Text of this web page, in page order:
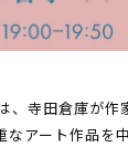
、寺田倉庫が
なアート作品を